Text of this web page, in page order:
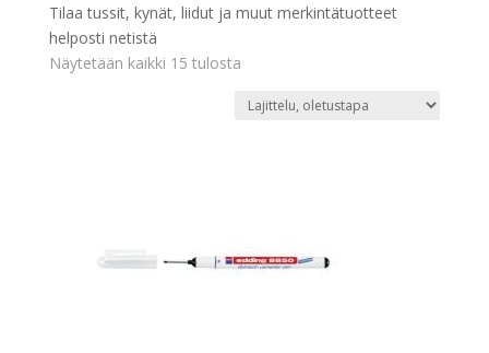
Tilaa tussit, kynät, liidut ja muut merkintätuotteet
helposti netistä
Näytetään kaikki 15 tulosta